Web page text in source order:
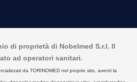
di proprietà di Nobelmed S.r.l. Il
ad operatori sanitari.
da TORINOMED nel proprio sito, aventi la